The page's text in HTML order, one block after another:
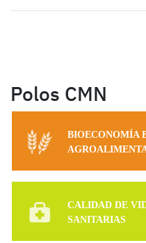
Polos CMN
BIOECONOMÍA
CALIDAD DE
SANITARIAS